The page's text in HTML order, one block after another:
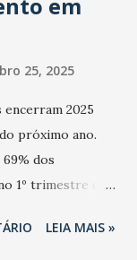
em
25, 2025
2025
próximo ano.
dos
1º trimestre de
tambémLEIA MAIS »